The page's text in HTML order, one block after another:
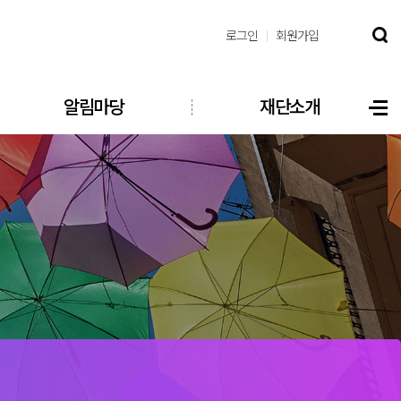
로그인 회원가입
알림마당 재단소개